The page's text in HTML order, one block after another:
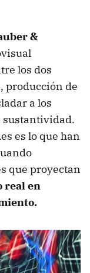
&
los dos
producción de
a los
sustantividad.
es lo que han
que proyectan
real en